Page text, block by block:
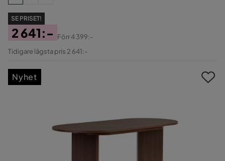
SE PRISET!
Pris
2 641:-
Original
Förr4 399:-
Tidigare lägsta pris 2 641:-
Nyhet